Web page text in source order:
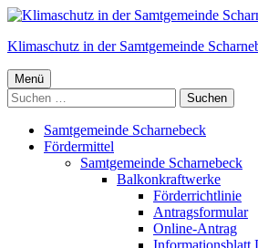
Springe
Inhalt
Klimaschutz in der Samtgemeinde
Primäres
Menü
Menü
Suchen
nach:
Samtgemeinde Scharnebeck
Fördermittel
Samtgemeinde Scharnebeck
Balkonkraftwerke
Förderrichtlinie
Antragsformular
Online-Antrag
Informationsblatt